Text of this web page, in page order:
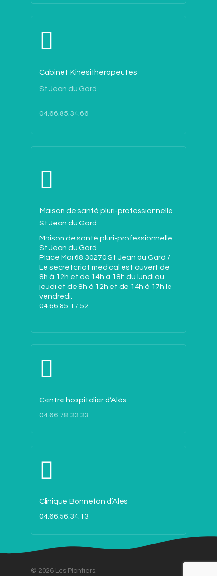
Cabinet Kinésithérapeutes
St Jean du Gard
04.66.85.34.66
Maison de santé pluri-professionnelle
St Jean du Gard
Maison de santé pluri-professionnelle
St Jean du Gard
Place Mai 68 30270 St Jean du Gard /
Le secrétariat médical est ouvert de
8h à 12h et de 14h à 18h du lundi au
jeudi et de 8h à 12h et de 14h à 17h le
vendredi.
04.66.85.17.52
Centre hospitalier d’Alès
04.66.78.33.33
Clinique Bonnefon d’Alès
04.66.56.34.13
© 2026 Les Plantiers.